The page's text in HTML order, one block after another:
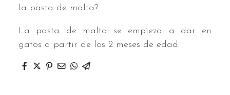
la pasta de malta?
La pasta de malta se empieza a dar en
gatos a partir de los 2 meses de edad.